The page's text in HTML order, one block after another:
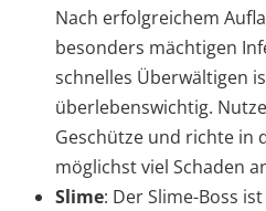
Nach erfolgreichem
besonders mächtigen
schnelles Überwältigen
überlebenswichtig.
Geschütze und richte in
möglichst viel Schaden
Slime: Der Slime-Boss